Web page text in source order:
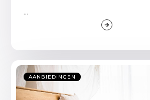
...
AANBIEDINGEN